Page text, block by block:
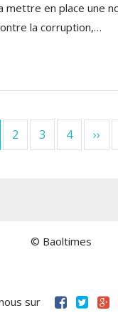
mettre en place une
la corruption,…
2 3 4 ››
© Baoltimes
sur